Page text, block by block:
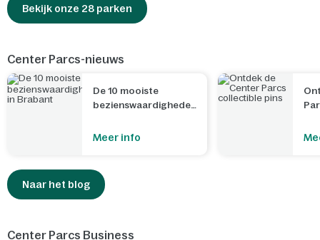
Bekijk onze 28 parken
Center Parcs-nieuws
De 10 mooiste
bezienswaardigheden
Meer info
Naar het blog
Center Parcs Business